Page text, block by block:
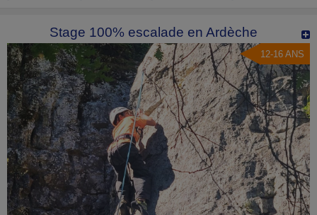
Stage 100% escalade en Ardèche
12-16 ANS